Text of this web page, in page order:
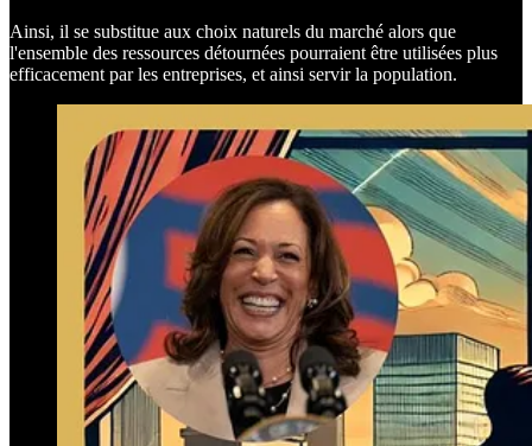
Ainsi, il se substitue aux choix naturels du marché alors que
l'ensemble des ressources détournées pourraient être utilisées plus
efficacement par les entreprises, et ainsi servir la population.